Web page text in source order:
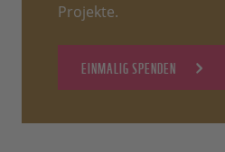
Projekte.
EINMALIG SPENDEN